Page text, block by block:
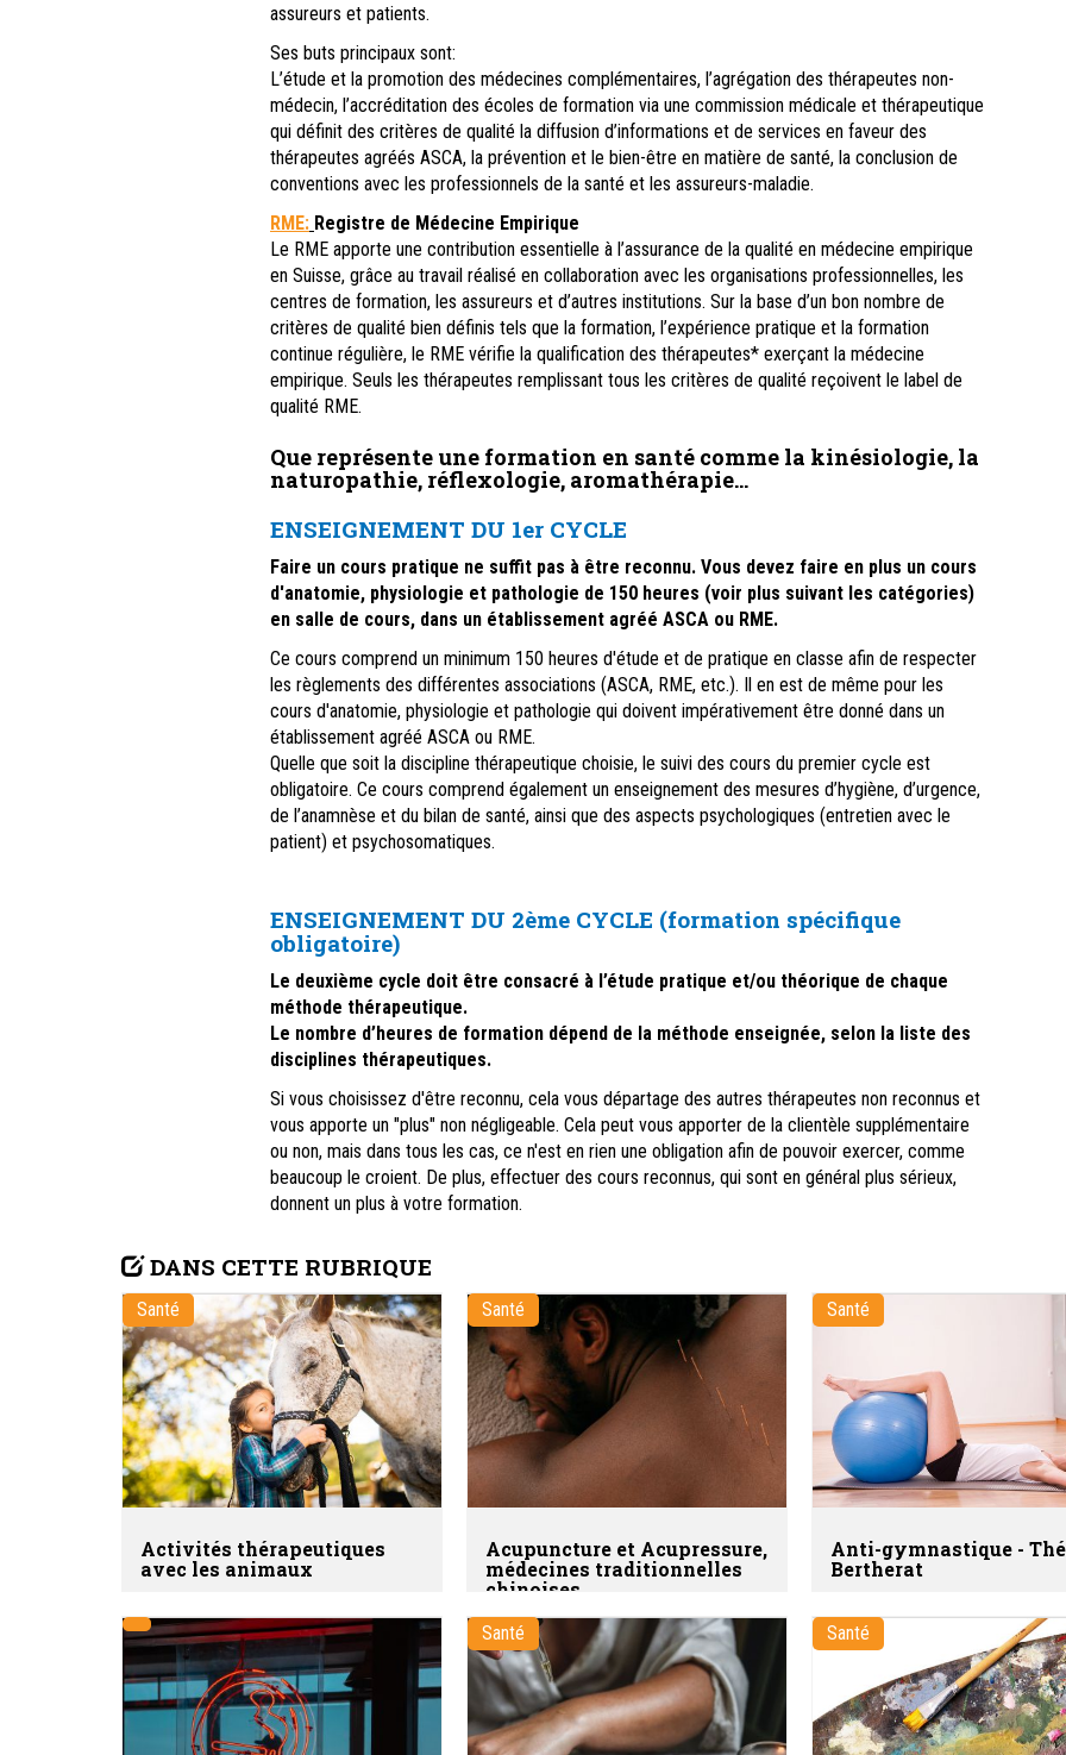
assureurs et patients.
Ses buts principaux sont:
L’étude et la promotion des médecines complémentaires, l’agrégation des thérapeutes non-
médecin, l’accréditation des écoles de formation via une commission médicale et thérapeutique
qui définit des critères de qualité la diffusion d’informations et de services en faveur des
thérapeutes agréés ASCA, la prévention et le bien-être en matière de santé, la conclusion de
conventions avec les professionnels de la santé et les assureurs-maladie.
RME: Registre de Médecine Empirique
Le RME apporte une contribution essentielle à l’assurance de la qualité en médecine empirique
en Suisse, grâce au travail réalisé en collaboration avec les organisations professionnelles, les
centres de formation, les assureurs et d’autres institutions. Sur la base d’un bon nombre de
critères de qualité bien définis tels que la formation, l’expérience pratique et la formation
continue régulière, le RME vérifie la qualification des thérapeutes* exerçant la médecine
empirique. Seuls les thérapeutes remplissant tous les critères de qualité reçoivent le label de
qualité RME.
Que représente une formation en santé comme la kinésiologie, la
naturopathie, réflexologie, aromathérapie...
ENSEIGNEMENT DU 1er CYCLE
Faire un cours pratique ne suffit pas à être reconnu. Vous devez faire en plus un cours
d'anatomie, physiologie et pathologie de 150 heures (voir plus suivant les catégories)
en salle de cours, dans un établissement agréé ASCA ou RME.
Ce cours comprend un minimum 150 heures d'étude et de pratique en classe afin de respecter
les règlements des différentes associations (ASCA, RME, etc.). Il en est de même pour les
cours d'anatomie, physiologie et pathologie qui doivent impérativement être donné dans un
établissement agréé ASCA ou RME.
Quelle que soit la discipline thérapeutique choisie, le suivi des cours du premier cycle est
obligatoire. Ce cours comprend également un enseignement des mesures d’hygiène, d’urgence,
de l’anamnèse et du bilan de santé, ainsi que des aspects psychologiques (entretien avec le
patient) et psychosomatiques.
ENSEIGNEMENT DU 2ème CYCLE (formation spécifique
obligatoire)
Le deuxième cycle doit être consacré à l’étude pratique et/ou théorique de chaque
méthode thérapeutique.
Le nombre d’heures de formation dépend de la méthode enseignée, selon la liste des
disciplines thérapeutiques.
Si vous choisissez d'être reconnu, cela vous départage des autres thérapeutes non reconnus et
vous apporte un "plus" non négligeable. Cela peut vous apporter de la clientèle supplémentaire
ou non, mais dans tous les cas, ce n'est en rien une obligation afin de pouvoir exercer, comme
beaucoup le croient. De plus, effectuer des cours reconnus, qui sont en général plus sérieux,
donnent un plus à votre formation.
DANS CETTE RUBRIQUE
Santé
Activités thérapeutiques
avec les animaux
Santé
Acupuncture et Acupressure,
médecines traditionnelles
chinoises
Santé
Anti-gymnastique -
Bertherat
Santé Santé